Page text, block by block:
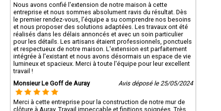
Nous avons confié l'extension de notre maison à cette
entreprise et nous sommes absolument ravis du résultat. Dès
le premier rendez-vous, l'équipe a su comprendre nos besoins
et nous proposer des solutions adaptées. Les travaux ont été
réalisés dans les délais annoncés et avec un soin particulier
pour les détails. Les artisans étaient professionnels, ponctuels
et respectueux de notre maison. L'extension est parfaitement
intégrée à l'existant et nous avons désormais un espace de vie
lumineux et spacieux. Merci à toute l'équipe pour leur excellent
travail !
Monsieur Le Goff de Auray
Avis déposé le 25/05/2024
Merci à cette entreprise pour la construction de notre mur de
clôture à Auray. Travail impeccable et finitions soignées. Très